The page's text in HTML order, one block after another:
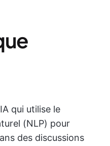
qui utilise le
(NLP) pour
des discussions